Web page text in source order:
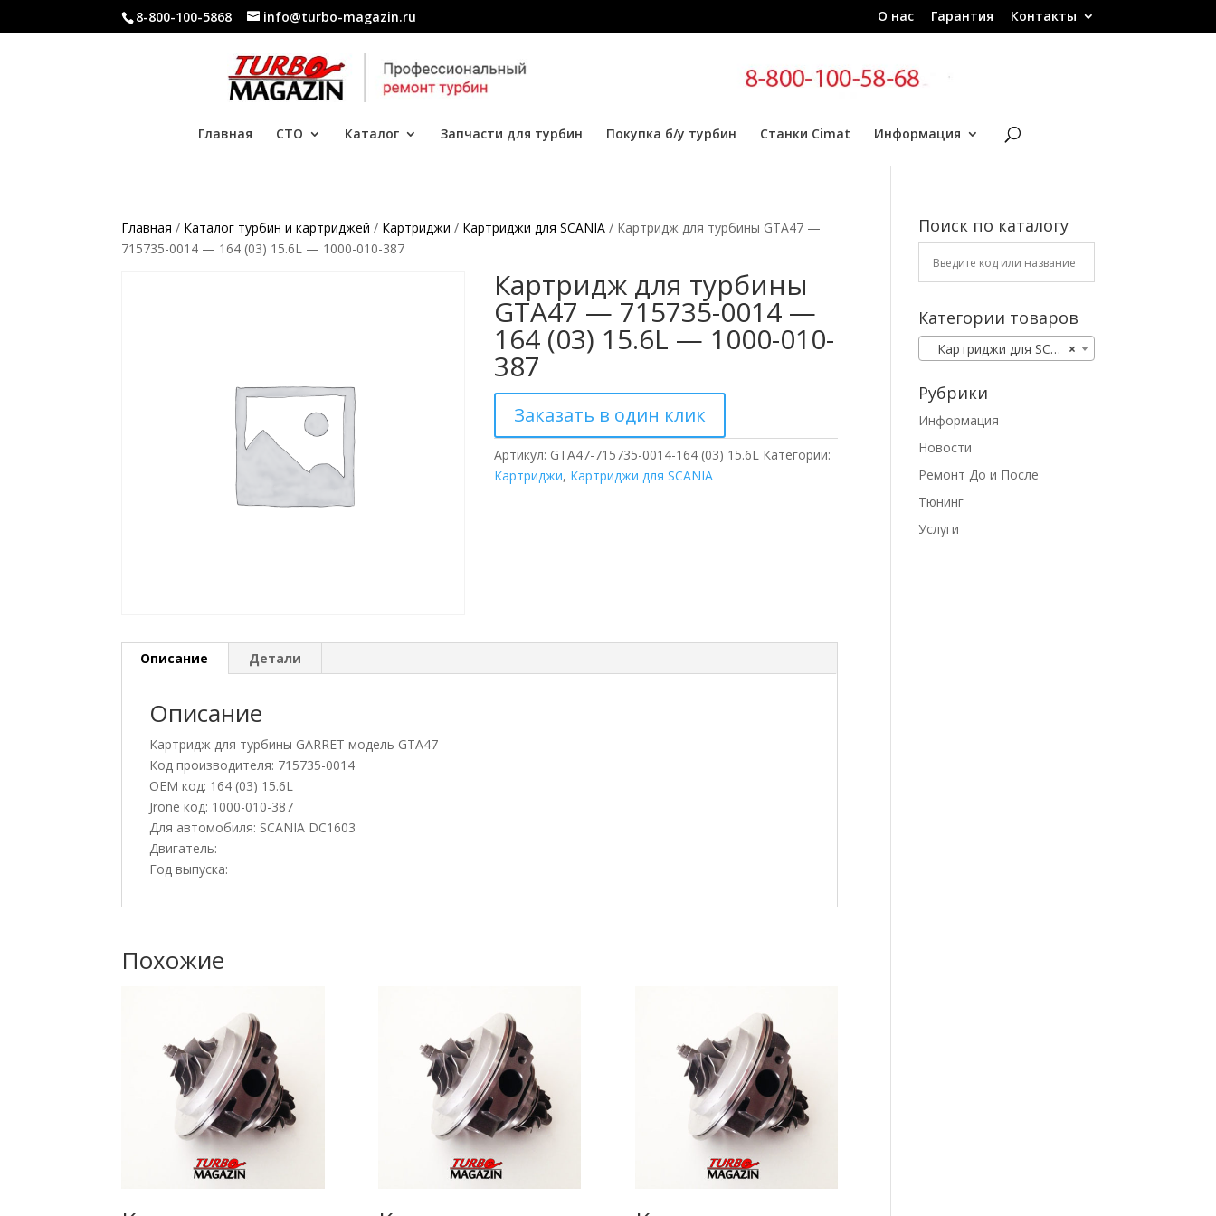
8-800-100-5868 info@turbo-magazin.ru О нас Гарантия Контакты
Главная СТО Каталог Запчасти для турбин Покупка б/у турбин Станки Cimat Информация
Главная / Каталог турбин и картриджей / Картриджи / Картриджи для SCANIA / Картридж для турбины GTA47 —
715735-0014 — 164 (03) 15.6L — 1000-010-387
Картридж для турбины
GTA47 — 715735-0014 —
164 (03) 15.6L — 1000-010-
387
Заказать в один клик
Артикул: GTA47-715735-0014-164 (03) 15.6L Категории:
Картриджи, Картриджи для SCANIA
Описание Детали
Описание
Картридж для турбины GARRET модель GTA47
Код производителя: 715735-0014
OEM код: 164 (03) 15.6L
Jrone код: 1000-010-387
Для автомобиля: SCANIA DC1603
Двигатель:
Год выпуска:
Похожие
Поиск по каталогу
Категории товаров
×
Картриджи для SCANIA
Рубрики
Информация
Новости
Ремонт До и После
Тюнинг
Услуги